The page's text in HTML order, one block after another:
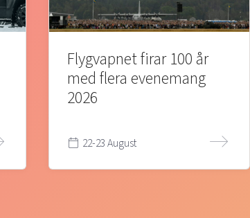
Flygvapnet firar 100 år
med flera evenemang
2026
22-23 August